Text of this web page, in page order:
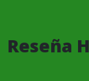
Reseña